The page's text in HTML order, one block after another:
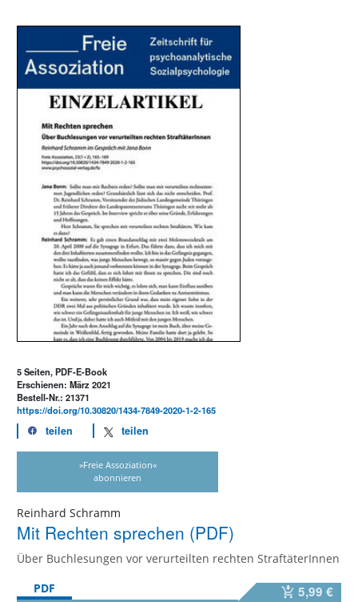
5 Seiten, PDF-E-Book
Erschienen: März 2021
Bestell-Nr.: 21371
https://doi.org/10.30820/1434-7849-2020-1-2-165
teilen teilen
»Freie Assoziation«
abonnieren
Reinhard Schramm
Mit Rechten sprechen (PDF)
Über Buchlesungen vor verurteilten rechten StraftäterInnen
PDF
5,99 €